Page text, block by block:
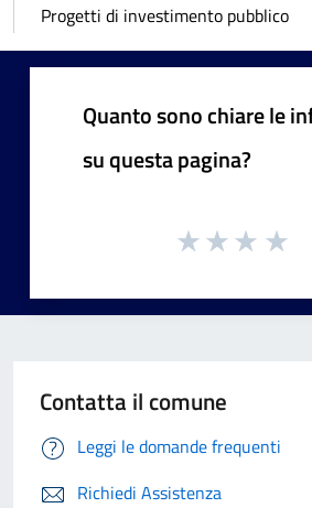
Progetti di investimento pubblico
Quanto sono chiare le
su questa pagina?
Contatta il comune
Leggi le domande frequenti
Richiedi Assistenza